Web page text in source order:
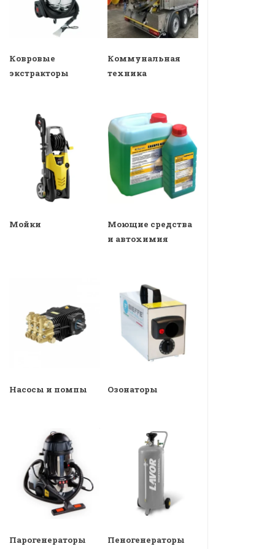
Ковровые
экстракторы
Коммунальная
техника
Мойки
Моющие средства
и автохимия
Насосы и помпы Озонаторы
Парогенераторы Пеногенераторы